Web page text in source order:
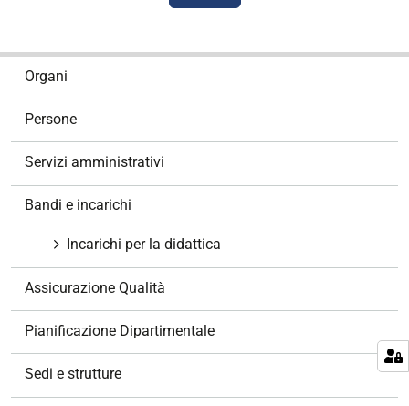
n
Organi
Persone
Servizi amministrativi
Bandi e incarichi
Incarichi per la didattica
Assicurazione Qualità
Pianificazione Dipartimentale
Sedi e strutture